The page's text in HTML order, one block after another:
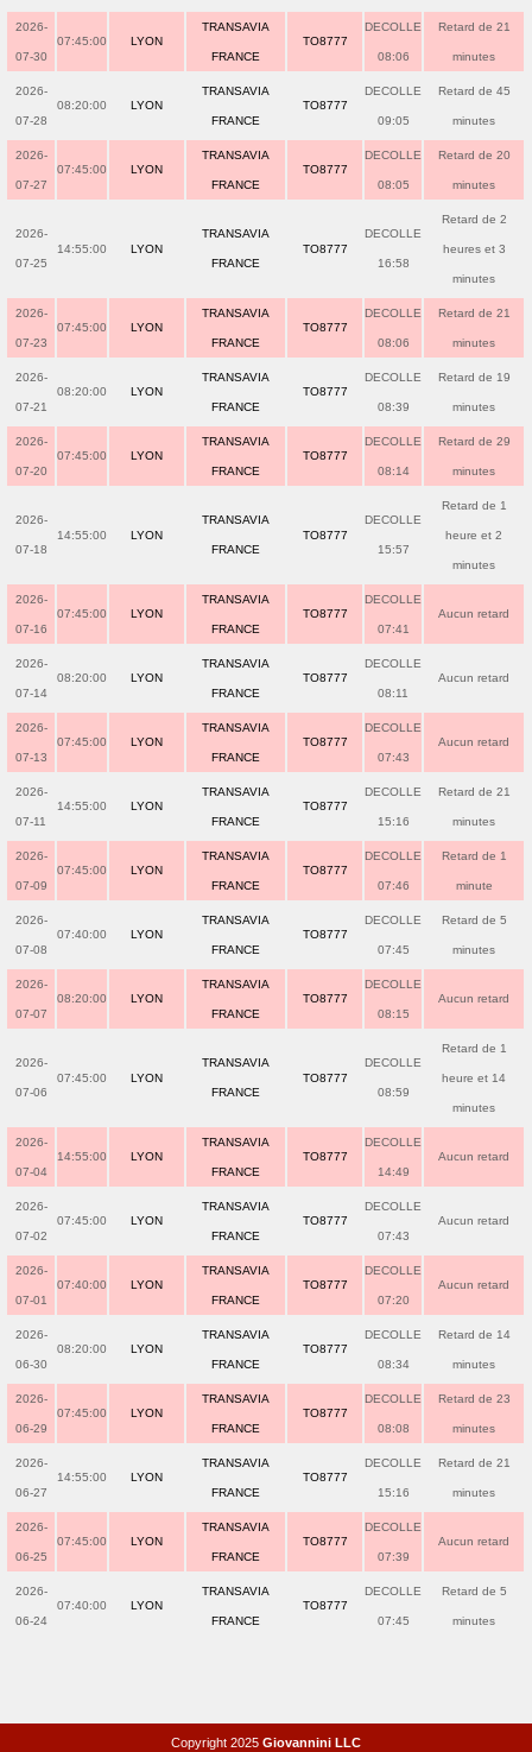
2026-
07-30
07:45:00 LYON
TRANSAVIA
FRANCE
TO8777
DECOLLE
08:06
Retard de 21
minutes
2026-
07-28
08:20:00 LYON
TRANSAVIA
FRANCE
TO8777
DECOLLE
09:05
Retard de 45
minutes
2026-
07-27
07:45:00 LYON
TRANSAVIA
FRANCE
TO8777
DECOLLE
08:05
Retard de 20
minutes
2026-
07-25
14:55:00 LYON
TRANSAVIA
FRANCE
TO8777
DECOLLE
16:58
Retard de 2
heures et 3
minutes
2026-
07-23
07:45:00 LYON
TRANSAVIA
FRANCE
TO8777
DECOLLE
08:06
Retard de 21
minutes
2026-
07-21
08:20:00 LYON
TRANSAVIA
FRANCE
TO8777
DECOLLE
08:39
Retard de 19
minutes
2026-
07-20
07:45:00 LYON
TRANSAVIA
FRANCE
TO8777
DECOLLE
08:14
Retard de 29
minutes
2026-
07-18
14:55:00 LYON
TRANSAVIA
FRANCE
TO8777
DECOLLE
15:57
Retard de 1
heure et 2
minutes
2026-
07-16
07:45:00 LYON
TRANSAVIA
FRANCE
TO8777
DECOLLE
07:41
Aucun retard
2026-
07-14
08:20:00 LYON
TRANSAVIA
FRANCE
TO8777
DECOLLE
08:11
Aucun retard
2026-
07-13
07:45:00 LYON
TRANSAVIA
FRANCE
TO8777
DECOLLE
07:43
Aucun retard
2026-
07-11
14:55:00 LYON
TRANSAVIA
FRANCE
TO8777
DECOLLE
15:16
Retard de 21
minutes
2026-
07-09
07:45:00 LYON
TRANSAVIA
FRANCE
TO8777
DECOLLE
07:46
Retard de 1
minute
2026-
07-08
07:40:00 LYON
TRANSAVIA
FRANCE
TO8777
DECOLLE
07:45
Retard de 5
minutes
2026-
07-07
08:20:00 LYON
TRANSAVIA
FRANCE
TO8777
DECOLLE
08:15
Aucun retard
2026-
07-06
07:45:00 LYON
TRANSAVIA
FRANCE
TO8777
DECOLLE
08:59
Retard de 1
heure et 14
minutes
2026-
07-04
14:55:00 LYON
TRANSAVIA
FRANCE
TO8777
DECOLLE
14:49
Aucun retard
2026-
07-02
07:45:00 LYON
TRANSAVIA
FRANCE
TO8777
DECOLLE
07:43
Aucun retard
2026-
07-01
07:40:00 LYON
TRANSAVIA
FRANCE
TO8777
DECOLLE
07:20
Aucun retard
2026-
06-30
08:20:00 LYON
TRANSAVIA
FRANCE
TO8777
DECOLLE
08:34
Retard de 14
minutes
2026-
06-29
07:45:00 LYON
TRANSAVIA
FRANCE
TO8777
DECOLLE
08:08
Retard de 23
minutes
2026-
06-27
14:55:00 LYON
TRANSAVIA
FRANCE
TO8777
DECOLLE
15:16
Retard de 21
minutes
2026-
06-25
07:45:00 LYON
TRANSAVIA
FRANCE
TO8777
DECOLLE
07:39
Aucun retard
2026-
06-24
07:40:00 LYON
TRANSAVIA
FRANCE
TO8777
DECOLLE
07:45
Retard de 5
minutes
Copyright 2025 Giovannini LLC